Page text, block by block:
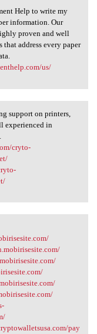
Help to write my
information. Our
proven and well
that address every paper
us/
support on printers,
experienced in
cryto-
pay